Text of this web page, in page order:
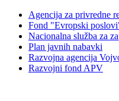
Agencija za privredne
Fond "Evropski
Nacionalna služba za
Plan javnih nabavki
Razvojna agencija
Razvojni fond APV